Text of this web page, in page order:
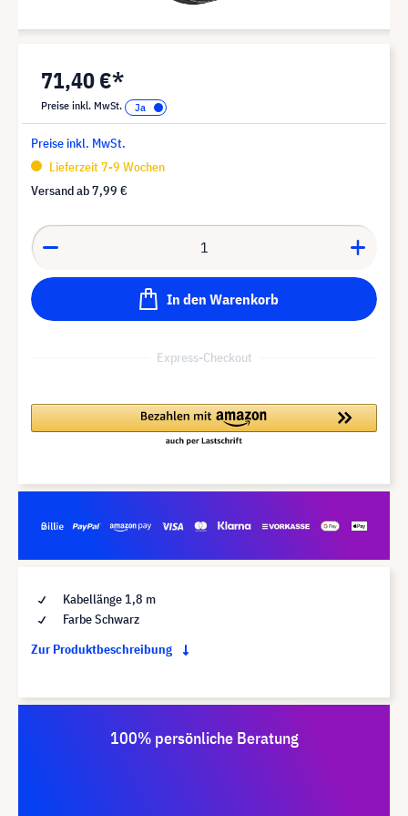
71,40 €*
Preise inkl. MwSt.
Preise inkl. MwSt.
Lieferzeit 7-9 Wochen
Versand ab7,99 €
In den Warenkorb
Express-Checkout
Kabellänge 1,8 m
Farbe Schwarz
Zur Produktbeschreibung
100% persönliche Beratung